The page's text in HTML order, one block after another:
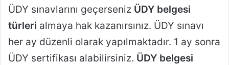
ÜDY sınavlarını geçerseniz ÜDY belgesi
türleri almaya hak kazanırsınız. ÜDY sınavı
her ay düzenli olarak yapılmaktadır. 1 ay sonra
ÜDY sertifikası alabilirsiniz. ÜDY belgesi